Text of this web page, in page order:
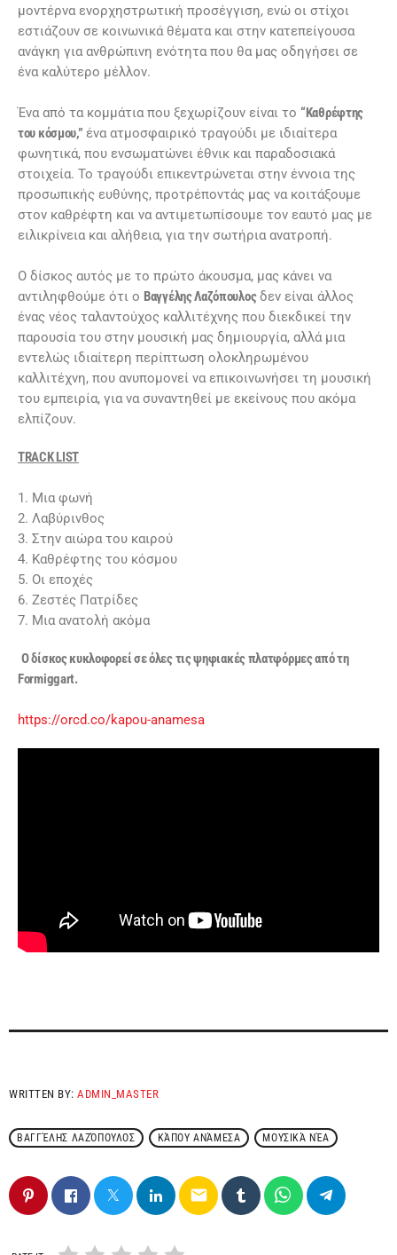
μοντέρνα ενορχηστρωτική προσέγγιση, ενώ οι στίχοι
εστιάζουν σε κοινωνικά θέματα και στην κατεπείγουσα
ανάγκη για ανθρώπινη ενότητα που θα μας οδηγήσει σε
ένα καλύτερο μέλλον.
Ένα από τα κομμάτια που ξεχωρίζουν είναι το “Καθρέφτης
του κόσμου,” ένα ατμοσφαιρικό τραγούδι με ιδιαίτερα
φωνητικά, που ενσωματώνει έθνικ και παραδοσιακά
στοιχεία. Το τραγούδι επικεντρώνεται στην έννοια της
προσωπικής ευθύνης, προτρέποντάς μας να κοιτάξουμε
στον καθρέφτη και να αντιμετωπίσουμε τον εαυτό μας με
ειλικρίνεια και αλήθεια, για την σωτήρια ανατροπή.
Ο δίσκος αυτός με το πρώτο άκουσμα, μας κάνει να
αντιληφθούμε ότι ο Βαγγέλης Λαζόπουλοςδεν είναι άλλος
ένας νέος ταλαντούχος καλλιτέχνης που διεκδικεί την
παρουσία του στην μουσική μας δημιουργία, αλλά μια
εντελώς ιδιαίτερη περίπτωση ολοκληρωμένου
καλλιτέχνη, που ανυπομονεί να επικοινωνήσει τη μουσική
του εμπειρία, για να συναντηθεί με εκείνους που ακόμα
ελπίζουν.
TRACK LIST
1. Mια φωνή
2. Λαβύρινθος
3. Στην αιώρα του καιρού
4. Καθρέφτης του κόσμου
5. Οι εποχές
6. Ζεστές Πατρίδες
7. Μια ανατολή ακόμα
Ο δίσκος κυκλοφορεί σε όλες τις ψηφιακές πλατφόρμες από τη
Formiggart.
https://orcd.co/kapou-anamesa
WRITTEN BY:ADMIN_MASTER
ΒΑΓΓΈΛΗΣ ΛΑΖΌΠΟΥΛΟΣ ΚΆΠΟΥ ΑΝΆΜΕΣΑ ΜΟΥΣΙΚΆ ΝΈΑ
email